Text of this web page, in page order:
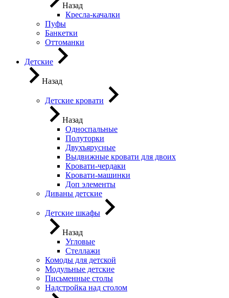
Назад
Кресла-качалки
Пуфы
Банкетки
Оттоманки
Детские
Назад
Детские кровати
Назад
Односпальные
Полуторки
Двухъярусные
Выдвижные кровати для двоих
Кровати-чердаки
Кровати-машинки
Доп элементы
Диваны детские
Детские шкафы
Назад
Угловые
Стеллажи
Комоды для детской
Модульные детские
Письменные столы
Надстройка над столом